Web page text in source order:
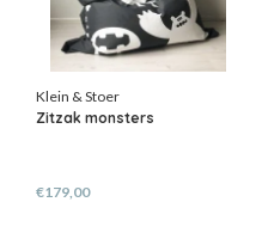
Klein & Stoer
Zitzak monsters
€179,00